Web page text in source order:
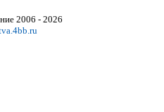
2006 - 2026